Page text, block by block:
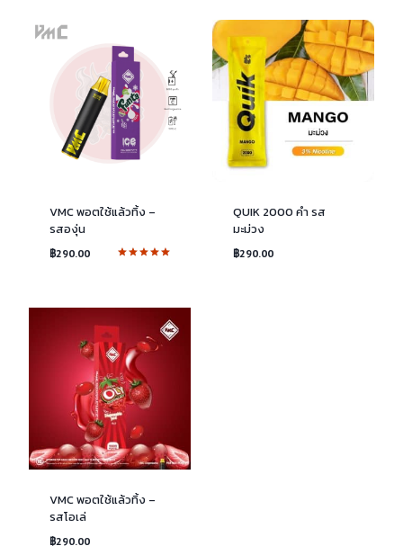
VMC พอตใช้แล้วทิ้ง –
รสองุ่น
฿290.00
QUIK 2000 คำ รส
มะม่วง
฿290.00
VMC พอตใช้แล้วทิ้ง –
รสโอเล่
฿290.00